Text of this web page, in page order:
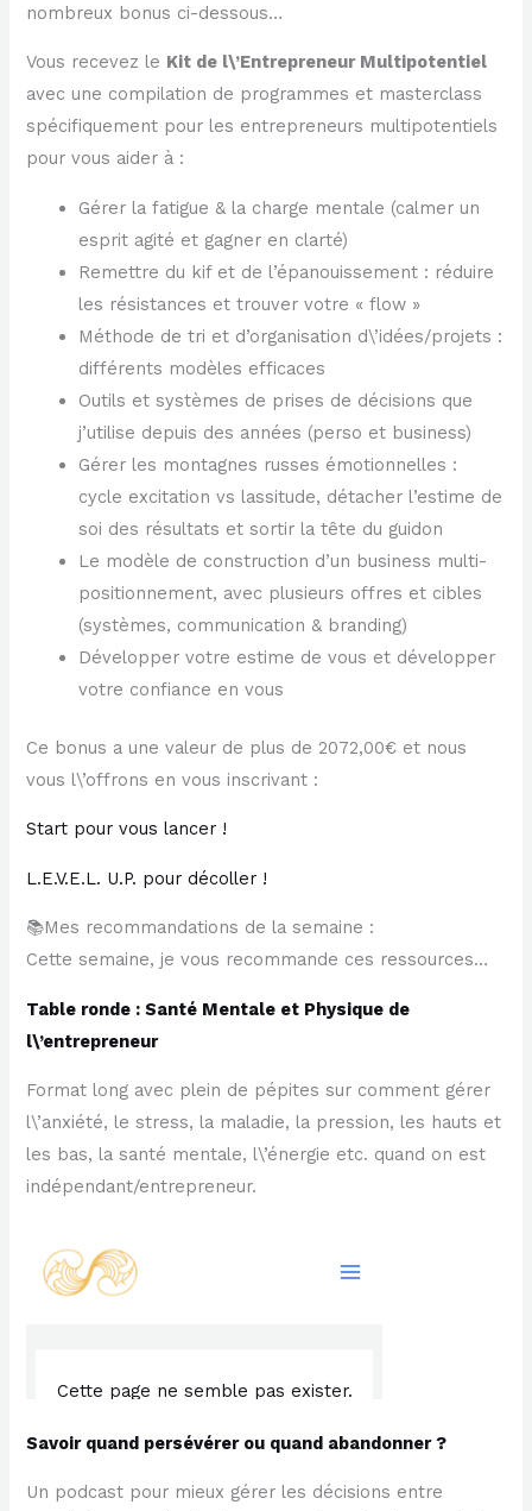
nombreux bonus ci-dessous…
Vous recevez le Kit de l\’Entrepreneur Multipotentiel
avec une compilation de programmes et masterclass
spécifiquement pour les entrepreneurs multipotentiels
pour vous aider à :
Gérer la fatigue & la charge mentale (calmer un
esprit agité et gagner en clarté)
Remettre du kif et de l’épanouissement : réduire
les résistances et trouver votre « flow »
Méthode de tri et d’organisation d\’idées/projets :
différents modèles efficaces
Outils et systèmes de prises de décisions que
j’utilise depuis des années (perso et business)
Gérer les montagnes russes émotionnelles :
cycle excitation vs lassitude, détacher l’estime de
soi des résultats et sortir la tête du guidon
Le modèle de construction d’un business multi-
positionnement, avec plusieurs offres et cibles
(systèmes, communication & branding)
Développer votre estime de vous et développer
votre confiance en vous
Ce bonus a une valeur de plus de 2072,00€ et nous
vous l\’offrons en vous inscrivant :
Start pour vous lancer !
L.E.V.E.L. U.P. pour décoller !
📚Mes recommandations de la semaine :
Cette semaine, je vous recommande ces ressources…
Table ronde : Santé Mentale et Physique de
l\’entrepreneur
Format long avec plein de pépites sur comment gérer
l\’anxiété, le stress, la maladie, la pression, les hauts et
les bas, la santé mentale, l\’énergie etc. quand on est
indépendant/entrepreneur.
Savoir quand persévérer ou quand abandonner ?
Un podcast pour mieux gérer les décisions entre